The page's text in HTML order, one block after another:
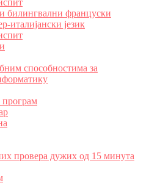
билингвални француски
италијански језик
способностима за
провера дужих од 15 минута